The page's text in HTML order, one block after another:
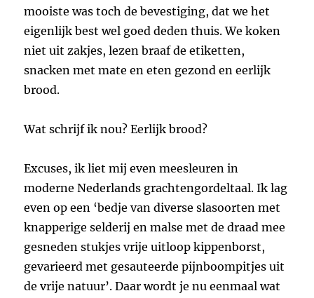
mooiste was toch de bevestiging, dat we het
eigenlijk best wel goed deden thuis. We koken
niet uit zakjes, lezen braaf de etiketten,
snacken met mate en eten gezond en eerlijk
brood.
Wat schrijf ik nou? Eerlijk brood?
Excuses, ik liet mij even meesleuren in
moderne Nederlands grachtengordeltaal. Ik lag
even op een ‘bedje van diverse slasoorten met
knapperige selderij en malse met de draad mee
gesneden stukjes vrije uitloop kippenborst,
gevarieerd met gesauteerde pijnboompitjes uit
de vrije natuur’. Daar wordt je nu eenmaal wat